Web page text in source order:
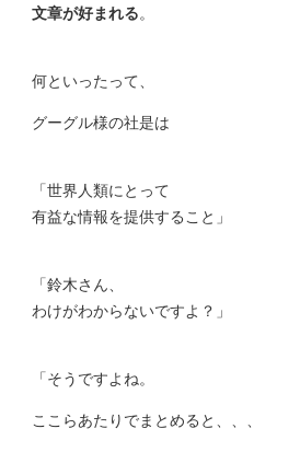
文章が好まれる。
何といったって、
グーグル様の社是は
「世界人類にとって
有益な情報を提供すること」
「鈴木さん、
わけがわからないですよ？」
「そうですよね。
ここらあたりでまとめると、、、